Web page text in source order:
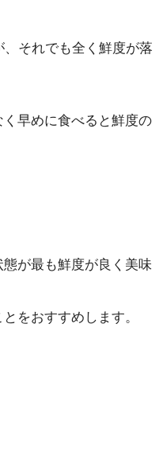
それでも全く鮮度が落
早めに食べると鮮度の
が最も鮮度が良く美味
をおすすめします。